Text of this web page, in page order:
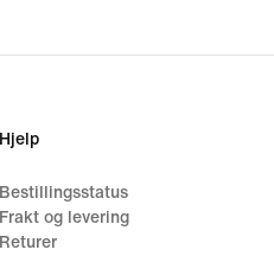
Hjelp
Bestillingsstatus
Frakt og levering
Returer